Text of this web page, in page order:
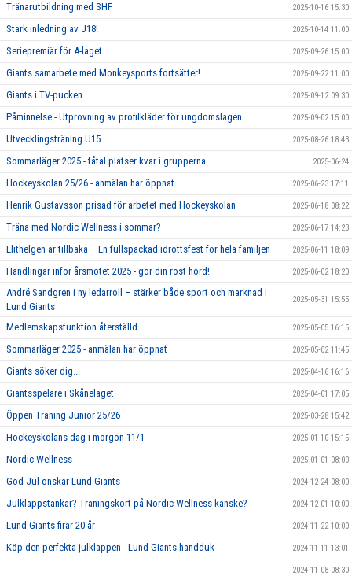
Tränarutbildning med SHF 2025-10-16 15:30
Stark inledning av J18! 2025-10-14 11:00
Seriepremiär för A-laget 2025-09-26 15:00
Giants samarbete med Monkeysports fortsätter! 2025-09-22 11:00
Giants i TV-pucken 2025-09-12 09:30
Påminnelse - Utprovning av profilkläder för ungdomslagen 2025-09-02 15:00
Utvecklingsträning U15 2025-08-26 18:43
Sommarläger 2025 - fåtal platser kvar i grupperna 2025-06-24
Hockeyskolan 25/26 - anmälan har öppnat 2025-06-23 17:11
Henrik Gustavsson prisad för arbetet med Hockeyskolan 2025-06-18 08:22
Träna med Nordic Wellness i sommar? 2025-06-17 14:23
Elithelgen är tillbaka – En fullspäckad idrottsfest för hela familjen 2025-06-11 18:09
Handlingar inför årsmötet 2025 - gör din röst hörd! 2025-06-02 18:20
André Sandgren i ny ledarroll – stärker både sport och marknad i
Lund Giants
2025-05-31 15:55
Medlemskapsfunktion återställd 2025-05-05 16:15
Sommarläger 2025 - anmälan har öppnat 2025-05-02 11:45
Giants söker dig... 2025-04-16 16:16
Giantsspelare i Skånelaget 2025-04-01 17:05
Öppen Träning Junior 25/26 2025-03-28 15:42
Hockeyskolans dag i morgon 11/1 2025-01-10 15:15
Nordic Wellness 2025-01-01 08:00
God Jul önskar Lund Giants 2024-12-24 08:00
Julklappstankar? Träningskort på Nordic Wellness kanske? 2024-12-01 10:00
Lund Giants firar 20 år 2024-11-22 10:00
Köp den perfekta julklappen - Lund Giants handduk 2024-11-11 13:01
2024-11-08 08:30